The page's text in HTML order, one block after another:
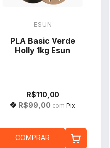
ESUN
PLA Basic Verde
Holly 1kg Esun
R$110,00
R$99,00 com Pix
COMPRAR